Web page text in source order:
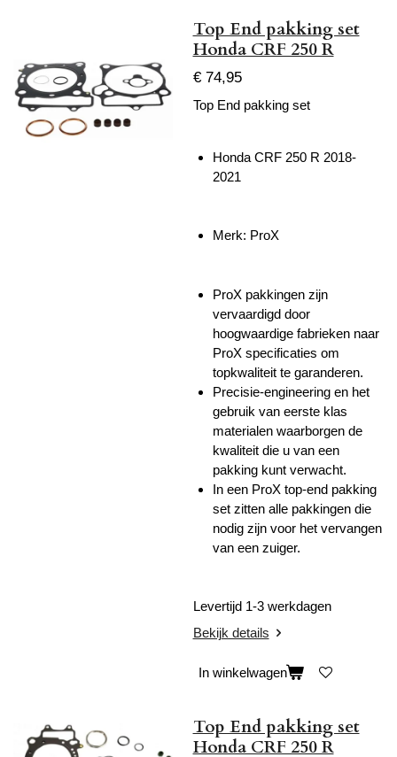
Top End pakking set
Honda CRF 250 R
€ 74,95
Top End pakking set
Honda CRF 250 R 2018-
2021
Merk: ProX
ProX pakkingen zijn
vervaardigd door
hoogwaardige fabrieken naar
ProX specificaties om
topkwaliteit te garanderen.
Precisie-engineering en het
gebruik van eerste klas
materialen waarborgen de
kwaliteit die u van een
pakking kunt verwacht.
In een ProX top-end pakking
set zitten alle pakkingen die
nodig zijn voor het vervangen
van een zuiger.
Levertijd 1-3 werkdagen
Bekijk details
In winkelwagen
Top End pakking set
Honda CRF 250 R